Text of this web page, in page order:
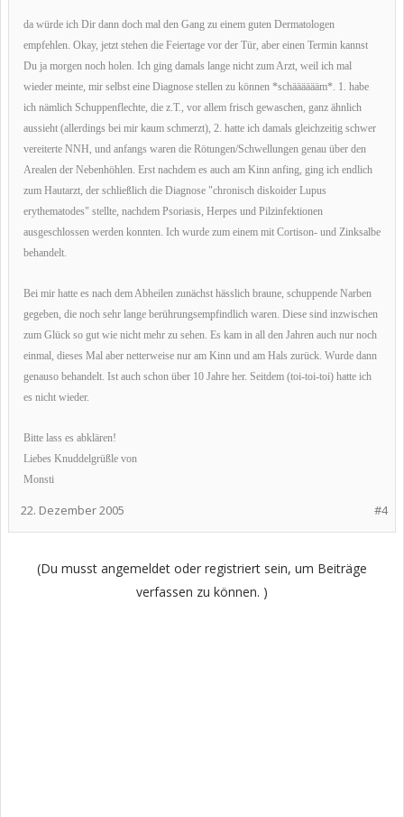
da würde ich Dir dann doch mal den Gang zu einem guten Dermatologen
empfehlen. Okay, jetzt stehen die Feiertage vor der Tür, aber einen Termin kannst
Du ja morgen noch holen. Ich ging damals lange nicht zum Arzt, weil ich mal
wieder meinte, mir selbst eine Diagnose stellen zu können *schääääääm*. 1. habe
ich nämlich Schuppenflechte, die z.T., vor allem frisch gewaschen, ganz ähnlich
aussieht (allerdings bei mir kaum schmerzt), 2. hatte ich damals gleichzeitig schwer
vereiterte NNH, und anfangs waren die Rötungen/Schwellungen genau über den
Arealen der Nebenhöhlen. Erst nachdem es auch am Kinn anfing, ging ich endlich
zum Hautarzt, der schließlich die Diagnose "chronisch diskoider Lupus
erythematodes" stellte, nachdem Psoriasis, Herpes und Pilzinfektionen
ausgeschlossen werden konnten. Ich wurde zum einem mit Cortison- und Zinksalbe
behandelt.
Bei mir hatte es nach dem Abheilen zunächst hässlich braune, schuppende Narben
gegeben, die noch sehr lange berührungsempfindlich waren. Diese sind inzwischen
zum Glück so gut wie nicht mehr zu sehen. Es kam in all den Jahren auch nur noch
einmal, dieses Mal aber netterweise nur am Kinn und am Hals zurück. Wurde dann
genauso behandelt. Ist auch schon über 10 Jahre her. Seitdem (toi-toi-toi) hatte ich
es nicht wieder.
Bitte lass es abklären!
Liebes Knuddelgrüßle von
Monsti
#4
22. Dezember 2005
(Du musst angemeldet oder registriert sein, um Beiträge
verfassen zu können. )